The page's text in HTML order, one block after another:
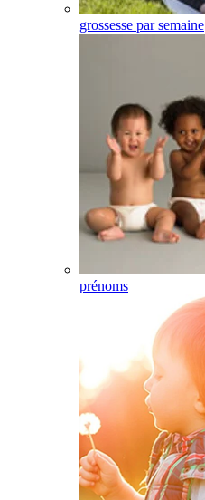
grossesse par semaine
prénoms